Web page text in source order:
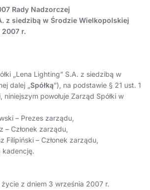
Rady Nadzorczej
z siedzibą w Środzie Wielkopolskiej
r.
„Lena Lighting” S.A. z siedzibą w
dalej „Spółką”), na podstawie § 21 ust. 1
niniejszym powołuje Zarząd Spółki w
– Prezes zarządu,
Członek zarządu,
– Członek zarządu,
kadencję.
życie z dniem 3 września 2007 r.